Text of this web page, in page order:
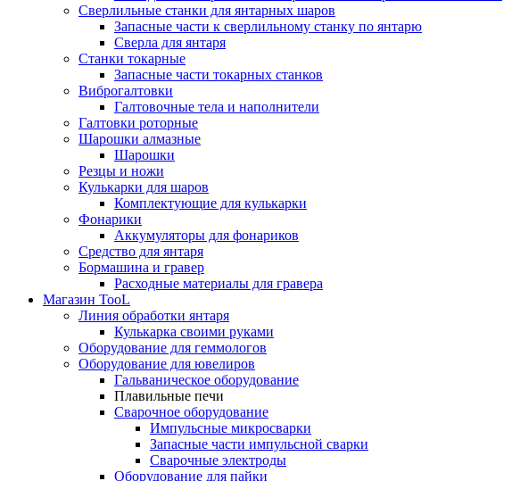
Сверлильные станки для янтарных шаров
Запасные части к сверлильному станку по янтарю
Сверла для янтаря
Станки токарные
Запасные части токарных станков
Виброгалтовки
Галтовочные тела и наполнители
Галтовки роторные
Шарошки алмазные
Шарошки
Резцы и ножи
Кулькарки для шаров
Комплектующие для кулькарки
Фонарики
Аккумуляторы для фонариков
Средство для янтаря
Бормашина и гравер
Расходные материалы для гравера
Магазин TooL
Линия обработки янтаря
Кулькарка своими руками
Оборудование для геммологов
Оборудование для ювелиров
Гальваническое оборудование
Плавильные печи
Сварочное оборудование
Импульсные микросварки
Запасные части импульсной сварки
Сварочные электроды
Оборудование для пайки